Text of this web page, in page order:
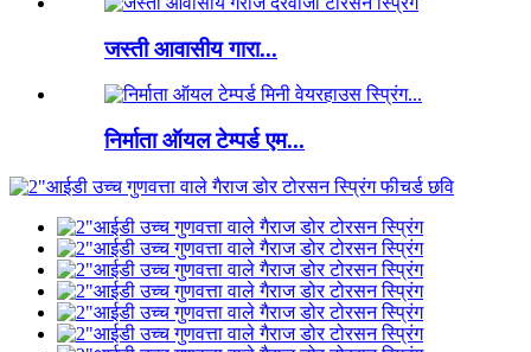
जस्ती आवासीय गारा...
निर्माता ऑयल टेम्पर्ड एम...